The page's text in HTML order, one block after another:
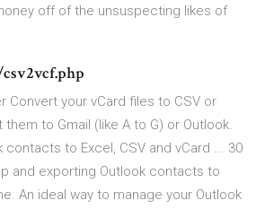
off of the unsuspecting likes of
Convert your vCard files to CSV or
to Gmail (like A to G) or Outlook.
contacts to Excel, CSV and vCard ... 30
and exporting Outlook contacts to
An ideal way to manage your Outlook